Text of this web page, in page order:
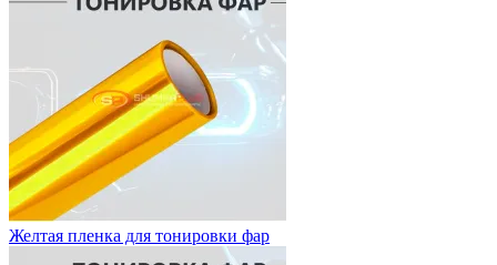
Желтая пленка для тонировки фар